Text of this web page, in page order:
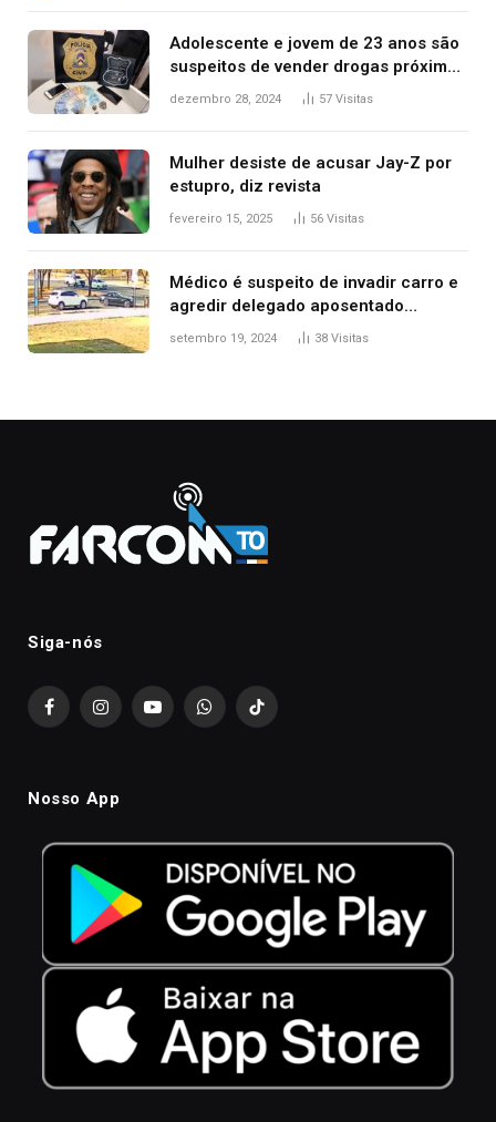
Adolescente e jovem de 23 anos são
suspeitos de vender drogas próximo
de delegacia e escola, diz polícia
dezembro 28, 2024 57 Visitas
Mulher desiste de acusar Jay-Z por
estupro, diz revista
fevereiro 15, 2025 56 Visitas
Médico é suspeito de invadir carro e
agredir delegado aposentado
durante confusão no trânsito
setembro 19, 2024 38 Visitas
Siga-nós
FacebookInstagramYouTubeWhatsAppTikTok
Nosso App